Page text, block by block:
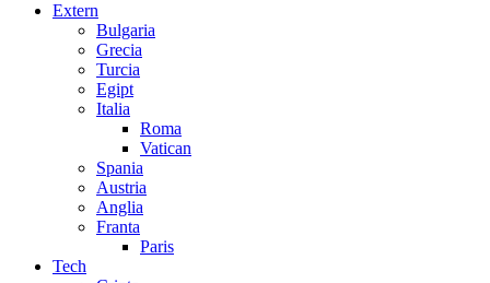
Extern
Bulgaria
Grecia
Turcia
Egipt
Italia
Roma
Vatican
Spania
Austria
Anglia
Franta
Paris
Tech